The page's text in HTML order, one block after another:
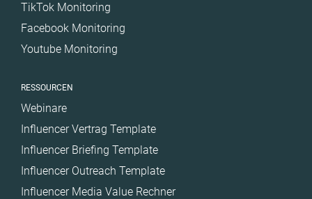
TikTok Monitoring
Facebook Monitoring
Youtube Monitoring
RESSOURCEN
Webinare
Influencer Vertrag Template
Influencer Briefing Template
Influencer Outreach Template
Influencer Media Value Rechner